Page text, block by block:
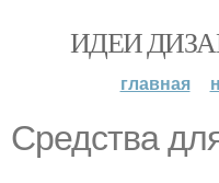
ИДЕИ
главная
Средства